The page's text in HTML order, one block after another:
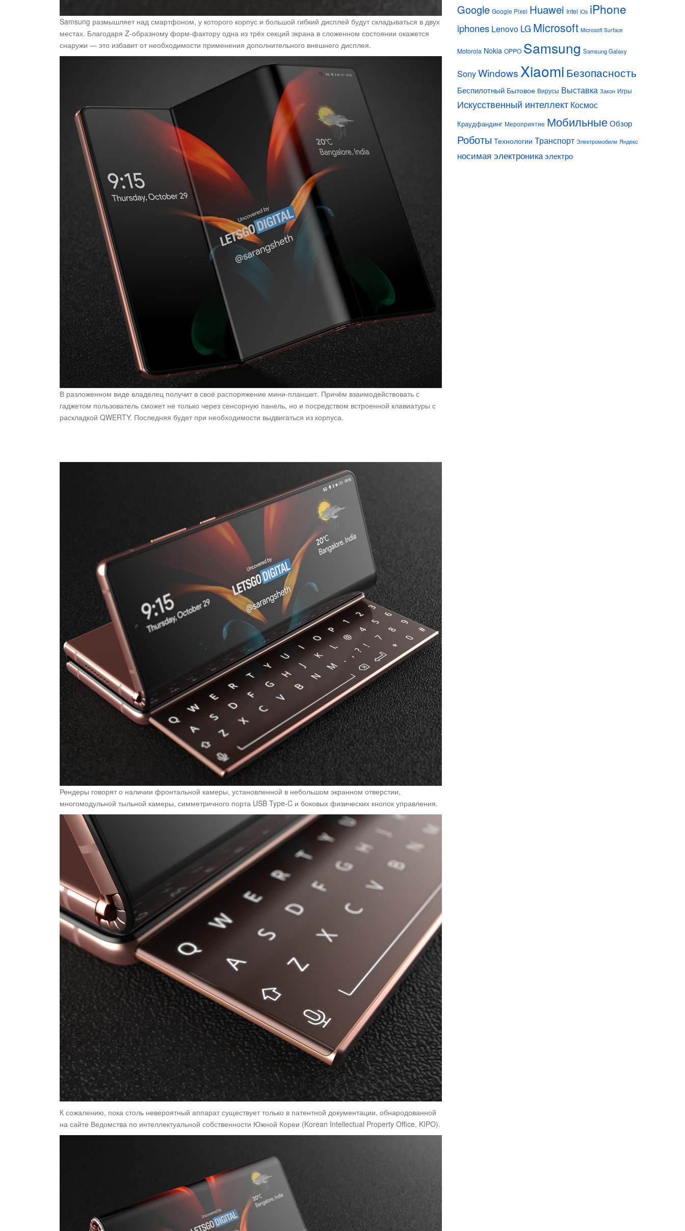
Samsung размышляет над смартфоном, у которого корпус и большой гибкий дисплей будут складываться в двух
местах. Благодаря Z-образному форм-фактору одна из трёх секций экрана в сложенном состоянии окажется
снаружи — это избавит от необходимости применения дополнительного внешнего дисплея.
В разложенном виде владелец получит в своё распоряжение мини-планшет. Причём взаимодействовать с
гаджетом пользователь сможет не только через сенсорную панель, но и посредством встроенной клавиатуры с
раскладкой QWERTY. Последняя будет при необходимости выдвигаться из корпуса.
Рендеры говорят о наличии фронтальной камеры, установленной в небольшом экранном отверстии,
многомодульной тыльной камеры, симметричного порта USB Type-C и боковых физических кнопок управления.
К сожалению, пока столь невероятный аппарат существует только в патентной документации, обнародованной
на сайте Ведомства по интеллектуальной собственности Южной Кореи (Korean Intellectual Property Office, KIPO).
Google Google Pixel Huawei Intel iOs iPhone
iphones Lenovo LG Microsoft Microsoft Surface
Motorola Nokia OPPO Samsung Samsung Galaxy
SonyWindowsXiaomi Безопасность
Беспилотный Бытовое Вирусы Выставка Закон Игры
Искусственный интеллект Космос
Краудфандинг Мероприятие МобильныеОбзор
Роботы Технологии Транспорт Электромобили Яндекс
носимая электроникаэлектро